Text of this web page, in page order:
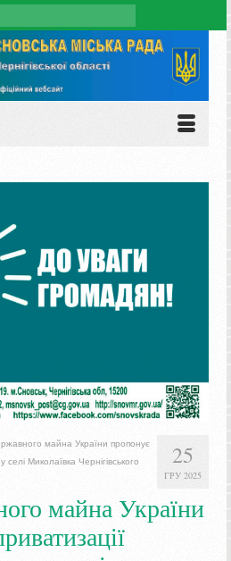
25
ГРУ 2025
майна України пропонує
Миколаївка Чернігівського
майна України